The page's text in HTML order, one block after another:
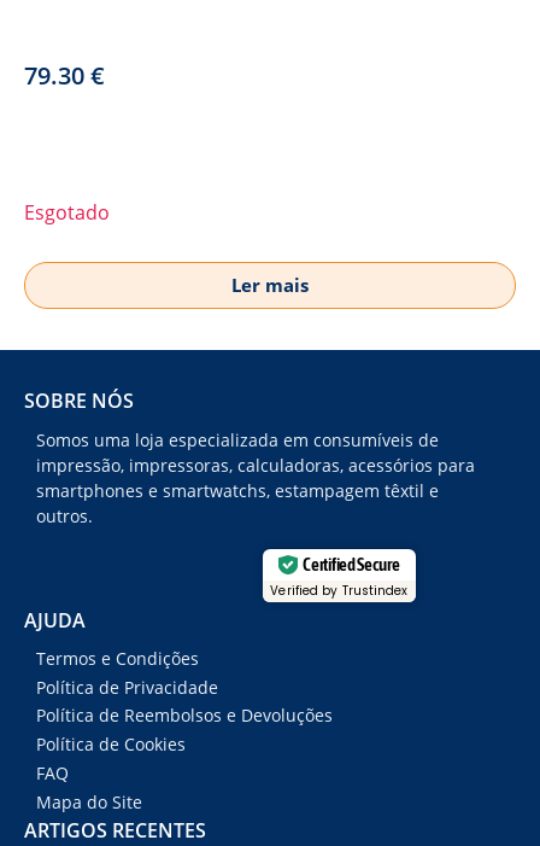
79.30€
Esgotado
Ler mais
SOBRE NÓS
Somos uma loja especializada em consumíveis de
impressão, impressoras, calculadoras, acessórios para
smartphones e smartwatchs, estampagem têxtil e
outros.
Certified Secure
Verified by Trustindex
AJUDA
Termos e Condições
Política de Privacidade
Política de Reembolsos e Devoluções
Política de Cookies
FAQ
Mapa do Site
ARTIGOS RECENTES